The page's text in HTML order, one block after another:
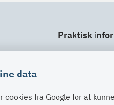
Praktisk
Dit ansvar
Digital Post
data
cookies fra Google for at